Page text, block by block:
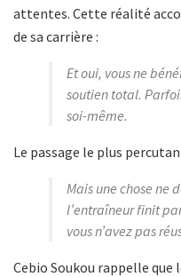
attentes. Cette réalité
de sa carrière :
Et oui, vous ne
soutien total.
soi-même.
Le passage le plus
Mais une chose ne
l’entraîneur finit
vous n’avez pas
Cebio Soukou rappelle